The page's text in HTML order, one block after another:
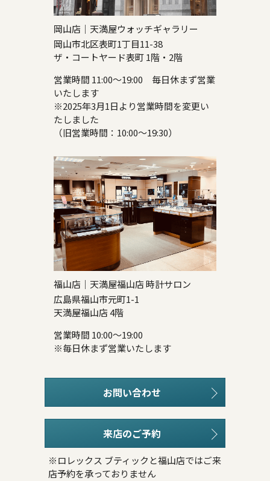
岡山店｜天満屋ウォッチギャラリー
岡山市北区表町1丁目11-38
ザ・コートヤード表町 1階・2階
営業時間 11:00～19:00 毎日休まず営業
いたします
※2025年3月1日より営業時間を変更い
たしました
（旧営業時間：10:00～19:30）
福山店｜天満屋福山店 時計サロン
広島県福山市元町1-1
天満屋福山店 4階
営業時間 10:00～19:00
※毎日休まず営業いたします
お問い合わせ
来店のご予約
※ロレックス ブティックと福山店ではご来
店予約を承っておりません